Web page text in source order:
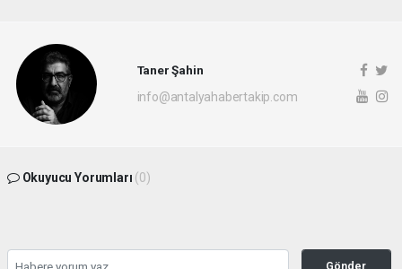
Taner Şahin
info@antalyahabertakip.com
Okuyucu Yorumları (0)
Gönder